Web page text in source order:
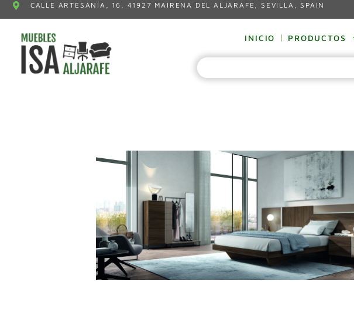
CALLE ARTESANÍA, 16, 41927 MAIRENA DEL ALJARAFE, SEVILLA, SPAIN
INICIO PRODUCTOS